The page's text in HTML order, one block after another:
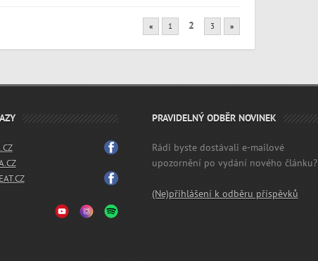
« 1 2 3 »
PRAVIDELNÝ ODBĚR NOVINEK
Rádi byste dostávali e-mailové
upozornění po vydání nového článku?
(Ne)přihlášení k odběru příspěvků